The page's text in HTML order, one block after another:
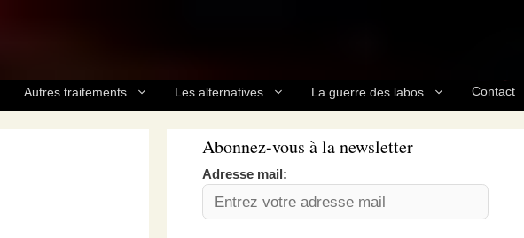
Autres traitements Les alternatives La guerre des labos Contact
Abonnez-vous à la newsletter
Adresse mail: